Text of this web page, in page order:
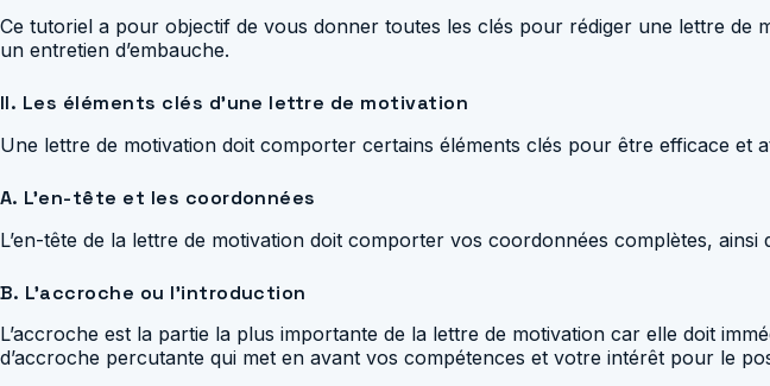
Ce tutoriel a pour objectif de vous donner toutes les clés pour rédiger une lettre de
un entretien d’embauche.
II. Les éléments clés d’une lettre de motivation
Une lettre de motivation doit comporter certains éléments clés pour être efficace et
A. L’en-tête et les coordonnées
L’en-tête de la lettre de motivation doit comporter vos coordonnées complètes,
B. L’accroche ou l’introduction
L’accroche est la partie la plus importante de la lettre de motivation car elle doit
d’accroche percutante qui met en avant vos compétences et votre intérêt pour le